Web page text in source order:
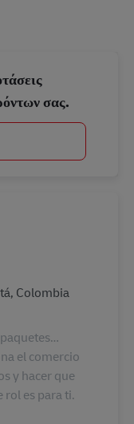
σας.
Colombia
el comercio
y hacer que
es para ti.